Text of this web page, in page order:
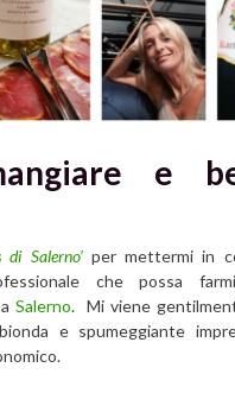
e
di Salerno’per mettermi in
che possa
Salerno. Mi viene
e spumeggiante